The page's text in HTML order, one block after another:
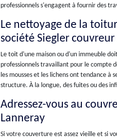
professionnels s'engagent à fournir des
Le nettoyage de la
société Siegler
Le toit d'une maison ou d'un immeuble
professionnels travaillant pour le compte
les mousses et les lichens ont tendance
structure. À la longue, des fuites ou des
Adressez-vous au
Lanneray
Si votre couverture est assez vieille et si